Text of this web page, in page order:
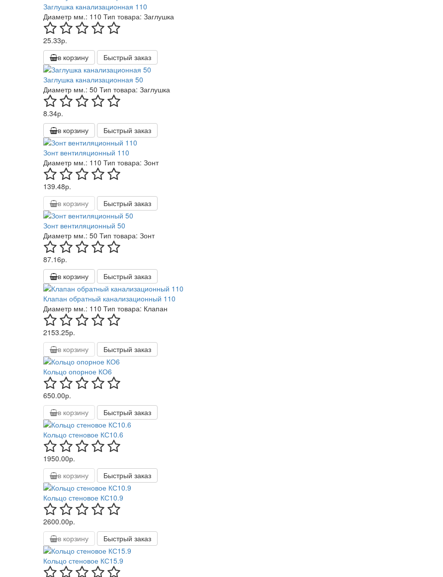
Заглушка канализационная 110
Диаметр мм.: 110 Тип товара: Заглушка
25.33р.
в корзину
Быстрый заказ
Заглушка канализационная 50
Диаметр мм.: 50 Тип товара: Заглушка
8.34р.
в корзину
Быстрый заказ
Зонт вентиляционный 110
Диаметр мм.: 110 Тип товара: Зонт
139.48р.
в корзину
Быстрый заказ
Зонт вентиляционный 50
Диаметр мм.: 50 Тип товара: Зонт
87.16р.
в корзину
Быстрый заказ
Клапан обратный канализационный 110
Диаметр мм.: 110 Тип товара: Клапан
2153.25р.
в корзину
Быстрый заказ
Кольцо опорное КО6
650.00р.
в корзину
Быстрый заказ
Кольцо стеновое КС10.6
1950.00р.
в корзину
Быстрый заказ
Кольцо стеновое КС10.9
2600.00р.
в корзину
Быстрый заказ
Кольцо стеновое КС15.9